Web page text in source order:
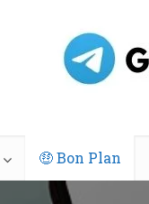
🤑 Bon Plan